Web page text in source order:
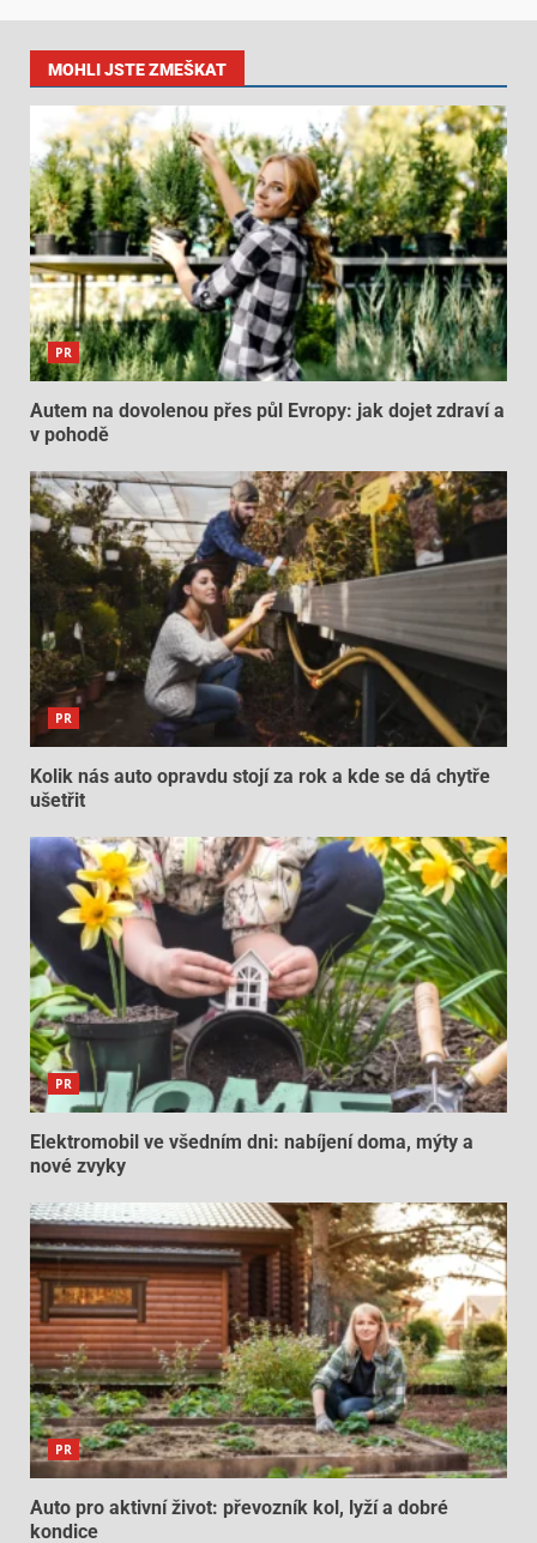
MOHLI JSTE ZMEŠKAT
PR
Autem na dovolenou přes půl Evropy: jak dojet zdraví a
v pohodě
PR
Kolik nás auto opravdu stojí za rok a kde se dá chytře
ušetřit
PR
Elektromobil ve všedním dni: nabíjení doma, mýty a
nové zvyky
PR
Auto pro aktivní život: převozník kol, lyží a dobré
kondice